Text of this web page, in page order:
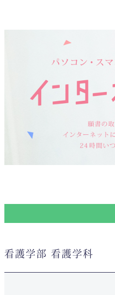
看護学部 看護学科